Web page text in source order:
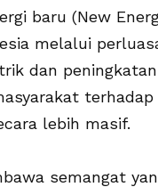
baru (New
melalui
dan peningkatan
terhadap
lebih masif.
semangat